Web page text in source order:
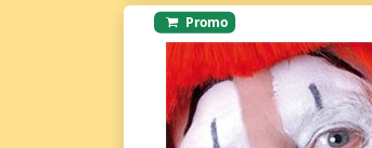
Promo